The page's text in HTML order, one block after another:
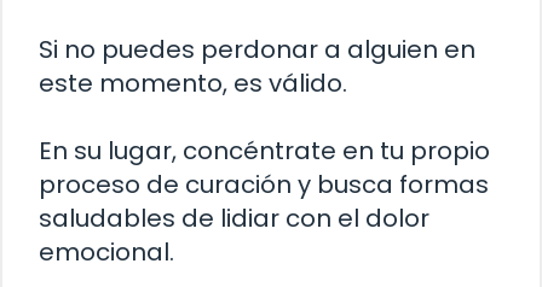
Si no puedes perdonar a alguien en
este momento, es válido.
En su lugar, concéntrate en tu propio
proceso de curación y busca formas
saludables de lidiar con el dolor
emocional.